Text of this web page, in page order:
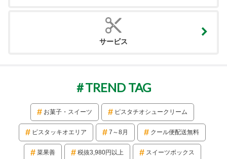
サービス
TREND TAG
お菓子・スイーツ ピスタチオシュークリーム
ピスタッキオエリア 7～8月 クール便配送無料
菜果善 税抜3,980円以上 スイーツボックス